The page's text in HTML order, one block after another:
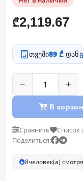
₾2,119.67
თვეში89 ₾-დან
− +
В
Сравнить Список
Поделиться:
8человек(а)